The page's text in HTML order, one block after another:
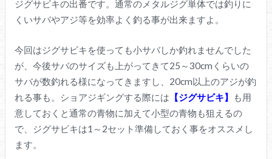
ジグサビキの出番です。通常のメタルジグ単体では釣りに
くいサバやアジ等を効率よく釣る事が出来ますよ。
今回はジグサビキを使っても小サバしか釣れませんでした
が、今後サバのサイズも上がってきて25～30cmくらいの
サバが数釣れる様になってきますし、20cm以上のアジが釣
れる事も。ショアジギングする際には 【ジグサビキ】
も用
意しておくと通常の青物に加えて小型の青物も狙えるの
で、ジグサビキは1～2セット準備しておく事をオススメし
ます。